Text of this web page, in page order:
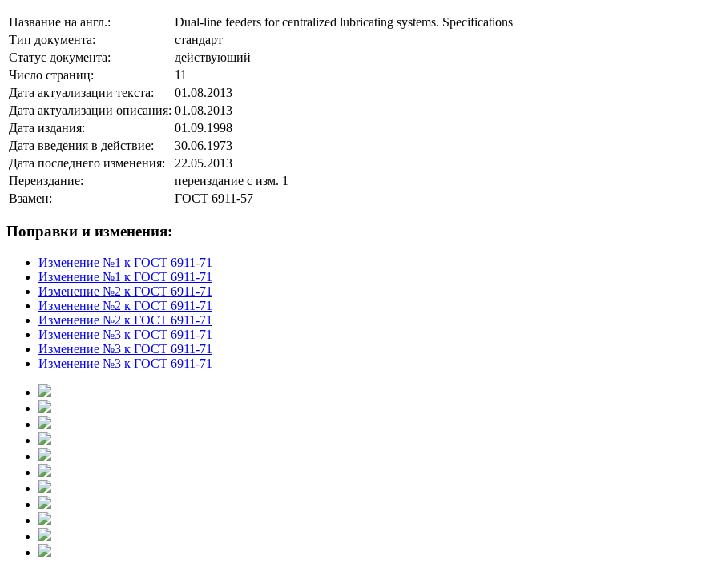
Название на англ.:
Dual-line feeders for centralized lubricating systems. Specifications
Тип документа:
стандарт
Статус документа:
действующий
Число страниц:
11
Дата актуализации текста:
01.08.2013
Дата актуализации описания: 01.08.2013
Дата издания:
01.09.1998
Дата введения в действие:
30.06.1973
Дата последнего изменения:
22.05.2013
Переиздание:
переиздание с изм. 1
Взамен:
ГОСТ 6911-57
Поправки и изменения:
Изменение №1 к ГОСТ 6911-71
Изменение №1 к ГОСТ 6911-71
Изменение №2 к ГОСТ 6911-71
Изменение №2 к ГОСТ 6911-71
Изменение №2 к ГОСТ 6911-71
Изменение №3 к ГОСТ 6911-71
Изменение №3 к ГОСТ 6911-71
Изменение №3 к ГОСТ 6911-71